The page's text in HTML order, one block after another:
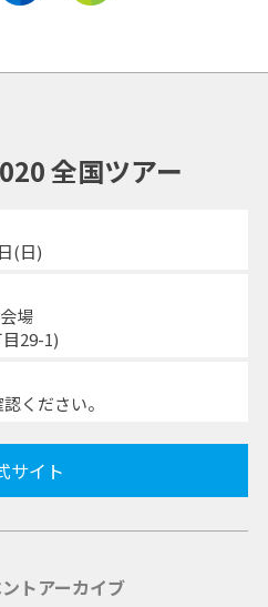
全国ツアー
(日)
場
29-1)
ください。
サイト
トアーカイブ